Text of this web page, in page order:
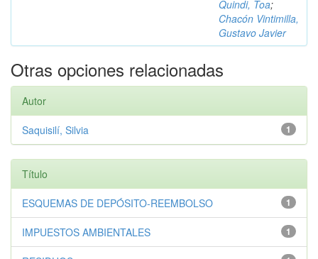
Quindi, Toa;
Chacón Vintimilla,
Gustavo Javier
Otras opciones relacionadas
Autor
1
Saquisilí, Silvia
Título
1
ESQUEMAS DE DEPÓSITO-REEMBOLSO
1
IMPUESTOS AMBIENTALES